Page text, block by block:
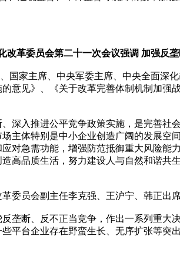
改革委员会第二十一次会议强调 加强反
国家主席、中央军委主席、中央全面深
意见》、《关于改革完善体制机制加
深入推进公平竞争政策实施，是完善
主体特别是中小企业创造广阔的发展
对急需功能，增强防范抵御重大风险
高品质生活，努力建设人与自然和谐
委员会副主任李克强、王沪宁、韩正出席
垄断、反不正当竞争，作出一系列重
平台企业存在野蛮生长、无序扩张等